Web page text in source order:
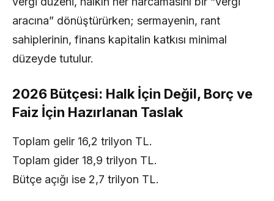
aracına” dönüştürürken; sermayenin, rant
sahiplerinin, finans kapitalin katkısı minimal
düzeyde tutulur.
2026 Bütçesi: Halk İçin Değil, Borç ve
Faiz İçin Hazırlanan Taslak
Toplam gelir 16,2 trilyon TL.
Toplam gider 18,9 trilyon TL.
Bütçe açığı ise 2,7 trilyon TL.